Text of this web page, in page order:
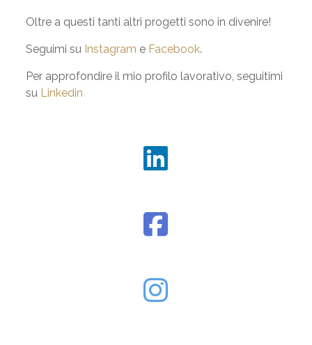
Oltre a questi tanti altri progetti sono in divenire!
Seguimi su Instagram e Facebook.
Per approfondire il mio profilo lavorativo, seguitimi
su Linkedin